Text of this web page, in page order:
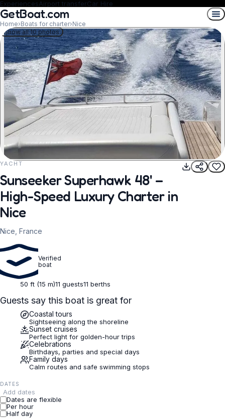
ExperiencesAirport transferCar Hire
GetBoat.com
Home›Boats for charter›Nice
REQUEST TO BOOK
Show all 10 photos
YACHT
Sunseeker Superhawk 48' –
High-Speed Luxury Charter in
Nice
Nice, France
Verified
boat
50 ft (15 m)11 guests11 berths
Guests say this boat is great for
Coastal tours
Sightseeing along the shoreline
Sunset cruises
Perfect light for golden-hour trips
Celebrations
Birthdays, parties and special days
Family days
Calm routes and safe swimming stops
DATES
Add dates
Dates are flexible
Per hour
Half day